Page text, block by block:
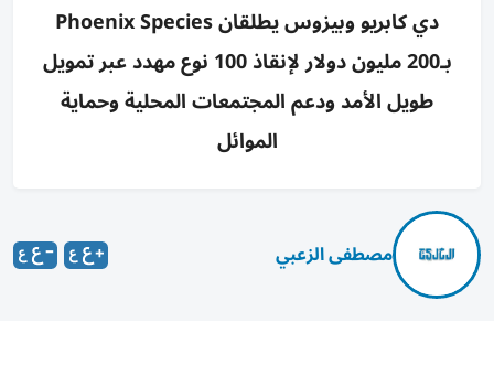
دي كابريو وبيزوس يطلقان Phoenix Species
بـ200 مليون دولار لإنقاذ 100 نوع مهدد عبر تمويل
طويل الأمد ودعم المجتمعات المحلية وحماية
الموائل
مصطفى الزعبي